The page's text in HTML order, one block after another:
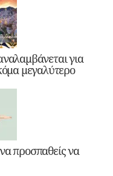
για
μεγαλύτερο
προσπαθείς να